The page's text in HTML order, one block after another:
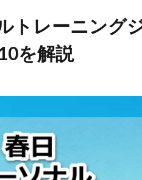
トレーニング
を解説